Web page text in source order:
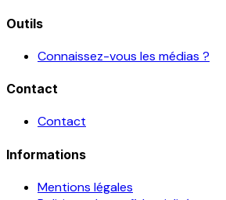
Outils
Connaissez-vous les médias ?
Contact
Contact
Informations
Mentions légales